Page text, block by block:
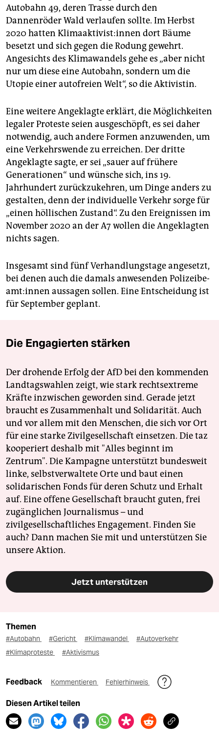
Autobahn 49, deren Trasse durch den
Dannenröder Wald verlaufen sollte. Im Herbst
2020 hatten Kli­ma­ak­ti­vis­t:in­nen dort Bäume
besetzt und sich gegen die Rodung gewehrt.
Angesichts des Klimawandels gehe es „aber nicht
nur um diese eine Autobahn, sondern um die
Utopie einer autofreien Welt“, so die Aktivistin.
Eine weitere Angeklagte erklärt, die Möglichkeiten
legaler Proteste seien ausgeschöpft, es sei daher
notwendig, auch andere Formen anzuwenden, um
eine Verkehrswende zu erreichen. Der dritte
Angeklagte sagte, er sei „sauer auf frühere
Generationen“ und wünsche sich, ins 19.
Jahrhundert zurückzukehren, um Dinge anders zu
gestalten, denn der individuelle Verkehr sorge für
„einen höllischen Zustand“. Zu den Ereignissen im
November 2020 an der A7 wollen die Angeklagten
nichts sagen.
Insgesamt sind fünf Verhandlungstage angesetzt,
bei denen auch die damals anwesenden Po­li­zei­be­
am­t:in­nen aussagen sollen. Eine Entscheidung ist
für September geplant.
Die Engagierten stärken
Der drohende Erfolg der AfD bei den kommenden
Landtagswahlen zeigt, wie stark rechtsextreme
Kräfte inzwischen geworden sind. Gerade jetzt
braucht es Zusammenhalt und Solidarität. Auch
und vor allem mit den Menschen, die sich vor Ort
für eine starke Zivilgesellschaft einsetzen. Die taz
kooperiert deshalb mit "Alles beginnt im
Zentrum". Die Kampagne unterstützt bundesweit
linke, selbstverwaltete Orte und baut einen
solidarischen Fonds für deren Schutz und Erhalt
auf. Eine offene Gesellschaft braucht guten, frei
zugänglichen Journalismus – und
zivilgesellschaftliches Engagement. Finden Sie
auch? Dann machen Sie mit und unterstützen Sie
unsere Aktion.
Jetzt unterstützen
Themen
#Autobahn #Gericht #Klimawandel
#Autoverkehr
#Klimaproteste
#Aktivismus
Feedback Kommentieren Fehlerhinweis
Diesen Artikel teilen